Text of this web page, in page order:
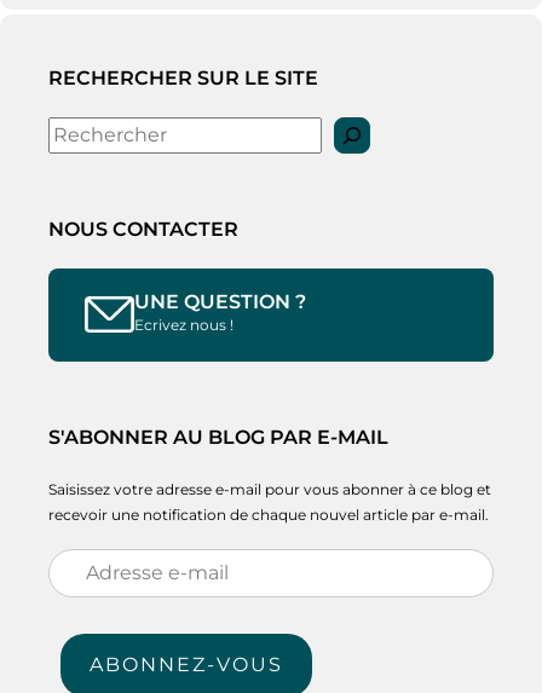
RECHERCHER SUR LE SITE
Rechercher
NOUS CONTACTER
UNE QUESTION ?
Ecrivez nous !
S'ABONNER AU BLOG PAR E-MAIL
Saisissez votre adresse e-mail pour vous abonner à ce blog et
recevoir une notification de chaque nouvel article par e-mail.
Adresse
e-
mail
ABONNEZ-VOUS